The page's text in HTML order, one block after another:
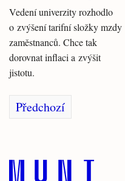
Vedení univerzity rozhodlo
o zvýšení tarifní složky mzdy
zaměstnanců. Chce tak
dorovnat inflaci a zvýšit
jistotu.
Předchozí